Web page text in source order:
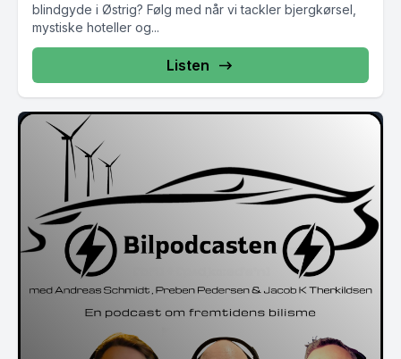
blindgyde i Østrig? Følg med når vi tackler bjergkørsel,
mystiske hoteller og...
Listen